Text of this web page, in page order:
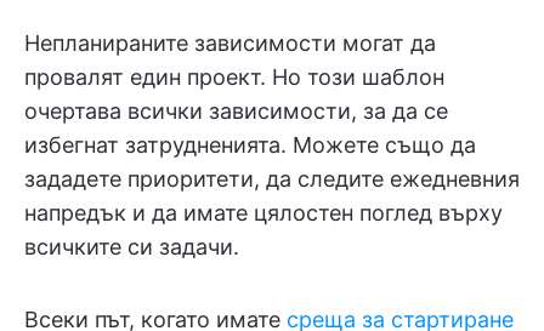
Непланираните зависимости могат да
провалят един проект. Но този шаблон
очертава всички зависимости, за да се
избегнат затрудненията. Можете също да
зададете приоритети, да следите ежедневния
напредък и да имате цялостен поглед върху
всичките си задачи.
Всеки път, когато имате среща за стартиране